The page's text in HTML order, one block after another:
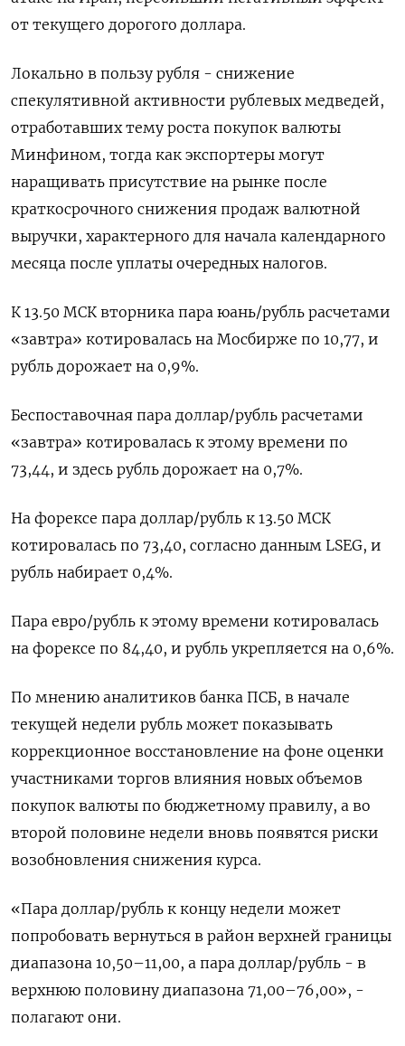
от текущего дорогого доллара.
Локально в пользу рубля - снижение
спекулятивной активности рублевых медведей,
отработавших тему роста покупок валюты
Минфином, тогда как экспортеры могут
наращивать присутствие на рынке после
краткосрочного снижения продаж валютной
выручки, характерного для начала календарного
месяца после уплаты очередных ​налогов.
К 13.50 МСК вторника пара юань/рубль расчетами
«завтра» котировалась ​на Мосбирже по 10,77, и
рубль ​дорожает на ⁠0,9%.
Беспоставочная пара доллар/рубль расчетами
«завтра» котировалась к этому времени по
73,44, и здесь рубль дорожает на 0,7%.
На форексе ‌пара доллар/рубль к 13.50 МСК
котировалась по 73,40, согласно ‌данным LSEG, и
рубль набирает 0,4%.
Пара евро/рубль к этому времени котировалась
на форексе по 84,40, и рубль укрепляется на 0,6%.
По мнению ​аналитиков банка ПСБ, в начале
текущей недели рубль может показывать
коррекционное восстановление на фоне оценки
участниками торгов влияния новых ‌объемов
покупок валюты по бюджетному правилу, а во
второй половине недели вновь появятся риски
возобновления снижения курса.
«Пара доллар/рубль к ​концу недели может
попробовать вернуться в район верхней границы
диапазона 10,50–11,00, а пара доллар/рубль - в
верхнюю половину диапазона 71,00–76,00», -
полагают они.